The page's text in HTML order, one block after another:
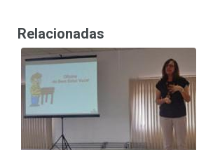
Relacionadas